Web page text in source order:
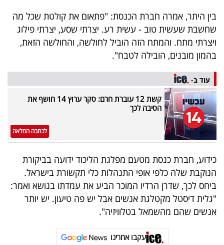
פרסמו
באייס
אחרינו:
בין היתר, אמרה חברת הכנסת: "פתאום את קולטת שכל מה
שחשבת שעשית טוב - עשית רע. יצרתי שסע, יצרתי פילוג
ויצרתי מתח. והמתח הזה הוביל לחולשה, והחולשה הזאת,
בהמון מובנים, הובילה לטבח".
עוד ב-
קשת 12 עוברת חרם: סקר ערוץ 14 חושף את
הסיבה לכך
לכתבה המלאה
כידוע, חברת כנסת מטעם מפלגת הליכוד ידועה בביקורת
הנוקבת שלה כלפי אופי התנהלות כלי תקשורת בישראל.
ביחס לכך, שדרן הרדיו המוכר הביע את עמדתו בנושא ואמר:
"גלית דיסטל מקטלגת אנשים אבל יש פה טיעון. יש יותר
אנשים שהם מהשמאל בטלוויזיה".
עקבו אחרינו